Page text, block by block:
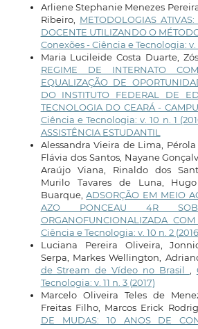
Arliene Stephanie Menezes
Ribeiro, METODOLOGIAS
DOCENTE UTILIZANDO O
Conexões - Ciência e Tecnologia: v.
Maria Lucileide Costa Duarte,
REGIME DE INTERNATO
EQUALIZAÇÃO DE
DO INSTITUTO FEDERAL DE
TECNOLOGIA DO CEARÁ -
Ciência e Tecnologia: v. 10 n. 1
ASSISTÊNCIA ESTUDANTIL
Alessandra Vieira de Lima,
Flávia dos Santos, Nayane
Araújo Viana, Rinaldo dos
Murilo Tavares de Luna,
Buarque,ADSORÇÃO EM MEIO
AZO PONCEAU 4R
ORGANOFUNCIONALIZADA
Ciência e Tecnologia: v. 10 n. 2
Luciana Pereira Oliveira,
Serpa, Markes Wellington,
de Stream de Vídeo no Brasil
Tecnologia: v. 11 n. 3 (2017)
Marcelo Oliveira Teles de
Freitas Filho, Marcos Erick
DE MUDAS: 10 ANOS DE